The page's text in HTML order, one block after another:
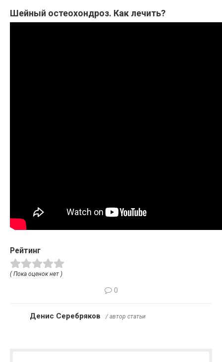
Шейный остеохондроз. Как лечить?
Рейтинг
( Пока оценок нет )
0
Денис Серебряков / автор статьи